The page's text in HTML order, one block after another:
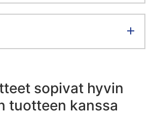
sopivat hyvin
tuotteen kanssa